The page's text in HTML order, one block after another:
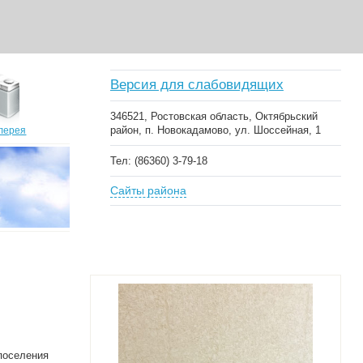
Версия для слабовидящих
346521, Ростовская область, Октябрьский
район, п. Новокадамово, ул. Шоссейная, 1
Тел: (86360) 3-79-18
Сайты района